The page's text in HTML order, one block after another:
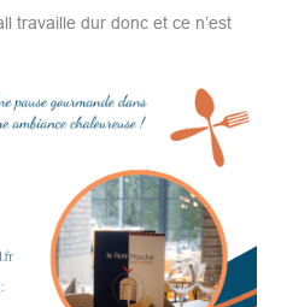
travaille dur donc et ce n’est